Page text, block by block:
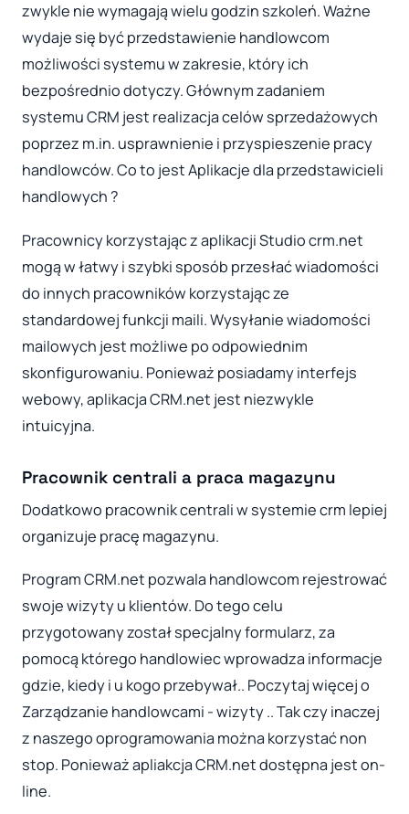
zwykle nie wymagają wielu godzin szkoleń. Ważne
wydaje się być przedstawienie handlowcom
możliwości systemu w zakresie, który ich
bezpośrednio dotyczy. Głównym zadaniem
systemu CRM jest realizacja celów sprzedażowych
poprzez m.in. usprawnienie i przyspieszenie pracy
handlowców. Co to jest Aplikacje dla przedstawicieli
handlowych ?
Pracownicy korzystając z aplikacji Studio crm.net
mogą w łatwy i szybki sposób przesłać wiadomości
do innych pracowników korzystając ze
standardowej funkcji maili. Wysyłanie wiadomości
mailowych jest możliwe po odpowiednim
skonfigurowaniu. Ponieważ posiadamy interfejs
webowy, aplikacja CRM.net jest niezwykle
intuicyjna.
Pracownik centrali a praca magazynu
Dodatkowo pracownik centrali w systemie crm lepiej
organizuje pracę magazynu.
Program CRM.net pozwala handlowcom rejestrować
swoje wizyty u klientów. Do tego celu
przygotowany został specjalny formularz, za
pomocą którego handlowiec wprowadza informacje
gdzie, kiedy i u kogo przebywał.. Poczytaj więcej o
Zarządzanie handlowcami - wizyty .. Tak czy inaczej
z naszego oprogramowania można korzystać non
stop. Ponieważ apliakcja CRM.net dostępna jest on-
line.